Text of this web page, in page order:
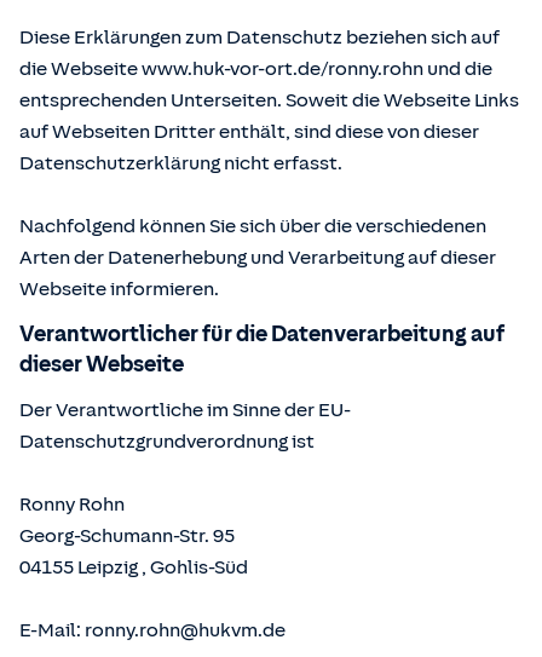
Diese Erklärungen zum Datenschutz beziehen sich auf
die Webseite www.huk-vor-ort.de/ronny.rohn und die
entsprechenden Unterseiten. Soweit die Webseite Links
auf Webseiten Dritter enthält, sind diese von dieser
Datenschutzerklärung nicht erfasst.
Nachfolgend können Sie sich über die verschiedenen
Arten der Datenerhebung und Verarbeitung auf dieser
Webseite informieren.
Verantwortlicher für die Datenverarbeitung auf
dieser Webseite
Der Verantwortliche im Sinne der EU-
Datenschutzgrundverordnung ist
Ronny Rohn
Georg-Schumann-Str. 95
04155 Leipzig , Gohlis-Süd
E-Mail: ronny.rohn@hukvm.de